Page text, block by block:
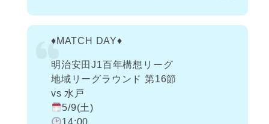
♦️MATCH DAY♦️
明治安田J1百年構想リーグ
地域リーグラウンド 第16節
vs 水戸
5/9(土)
14:00